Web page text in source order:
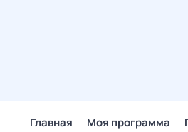
Главная Моя программа